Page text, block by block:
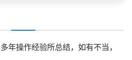
年操作经验所总结，如有不当，